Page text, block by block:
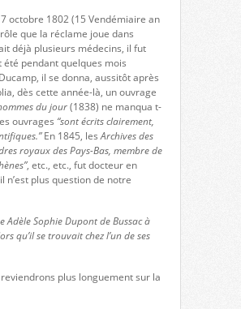
octobre 1802 (15 Vendémiaire an
que la réclame joue dans
déjà plusieurs médecins, il fut
pendant quelques mois
il se donna, aussitôt après
dès cette année-là, un ouvrage
du jour(1838) ne manqua t-
ouvrages “sont écrits clairement,
En 1845, lesArchives des
royaux des Pays-Bas, membre de
, etc., etc., fut docteur en
n’est plus question de notre
Sophie Dupont de Bussac à
qu’il se trouvait chez l’un de ses
plus longuement sur la